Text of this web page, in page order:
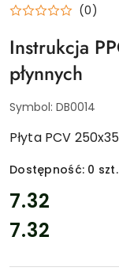
(0)
Instrukcja
płynnych
Symbol: DB0014
Płyta PCV
Dostępność: 0 szt.
cena:
7.32
Cena:
7.32